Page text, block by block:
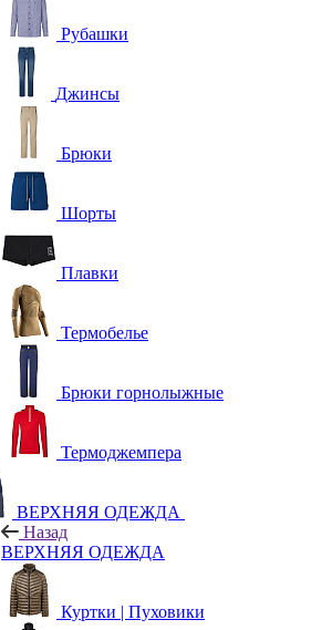
Рубашки
Джинсы
Брюки
Шорты
Плавки
Термобелье
Брюки горнолыжные
Термоджемпера
ВЕРХНЯЯ ОДЕЖДА
Назад
ВЕРХНЯЯ ОДЕЖДА
Куртки | Пуховики